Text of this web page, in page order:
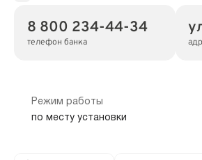
8 800 234-44-34
телефон банка
Режим работы
по месту установки